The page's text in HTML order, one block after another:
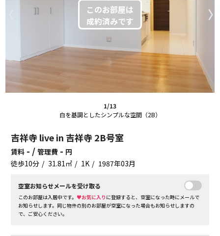
1/13
白を基調としたシンプルな空間（2B）
〉
吉祥寺 live in 吉祥寺 2B号室
賃料 - /管理費 - 円
徒歩10分
31.81㎡ 1K 1987年03月
空室お知らせメールを受け取る
このお部屋は入居中です。♥お気に入り に登録すると、空室になった時にメールで
お知らせします。同じ物件の別のお部屋が空室になった場合もお知らせしますの
で、ご安心ください。